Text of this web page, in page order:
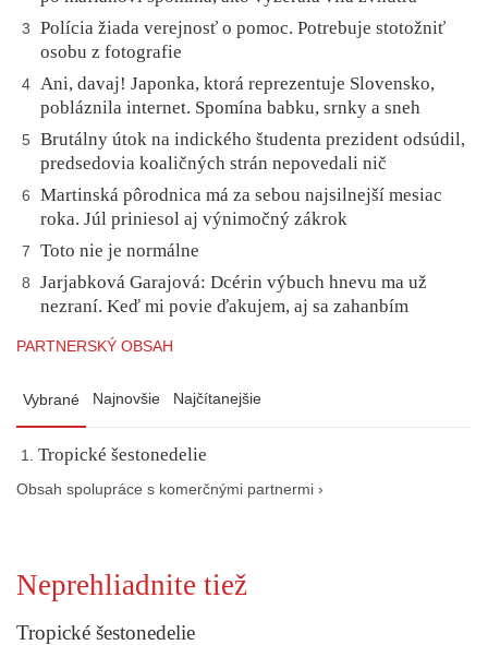
3
Polícia žiada verejnosť o pomoc. Potrebuje stotožniť
osobu z fotografie
4 Ani, davaj! Japonka, ktorá reprezentuje Slovensko,
pobláznila internet. Spomína babku, srnky a sneh
5
Brutálny útok na indického študenta prezident odsúdil,
predsedovia koaličných strán nepovedali nič
6
Martinská pôrodnica má za sebou najsilnejší mesiac
roka. Júl priniesol aj výnimočný zákrok
7 Toto nie je normálne
8
Jarjabková Garajová: Dcérin výbuch hnevu ma už
nezraní. Keď mi povie ďakujem, aj sa zahanbím
PARTNERSKÝ OBSAH
Vybrané Najnovšie Najčítanejšie
Tropické šestonedelie
Obsah spolupráce s komerčnými partnermi ›
Neprehliadnite tiež
Tropické šestonedelie